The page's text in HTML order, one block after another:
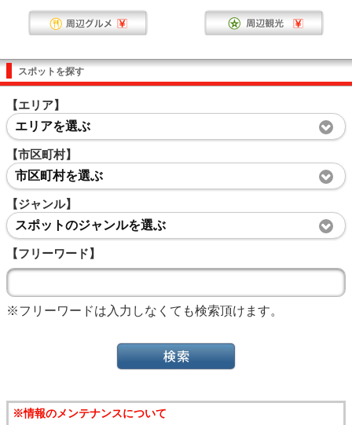
スポットを探す
【エリア】
エリアを選ぶ
【市区町村】
市区町村を選ぶ
【ジャンル】
スポットのジャンルを選ぶ
【フリーワード】
※フリーワードは入力しなくても検索頂けます。
※情報のメンテナンスについて